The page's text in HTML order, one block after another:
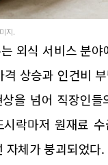
지.
외식 서비스 분
상승과 인건비
을 넘어 직장인
락마저 원재료
자체가 붕괴되었다.